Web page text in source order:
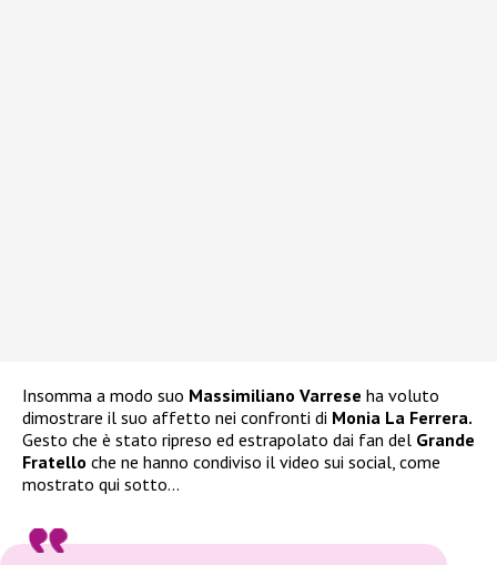
Insomma a modo suo Massimiliano Varrese ha voluto
dimostrare il suo affetto nei confronti di Monia La Ferrera.
Gesto che è stato ripreso ed estrapolato dai fan del Grande
Fratello che ne hanno condiviso il video sui social, come
mostrato qui sotto…